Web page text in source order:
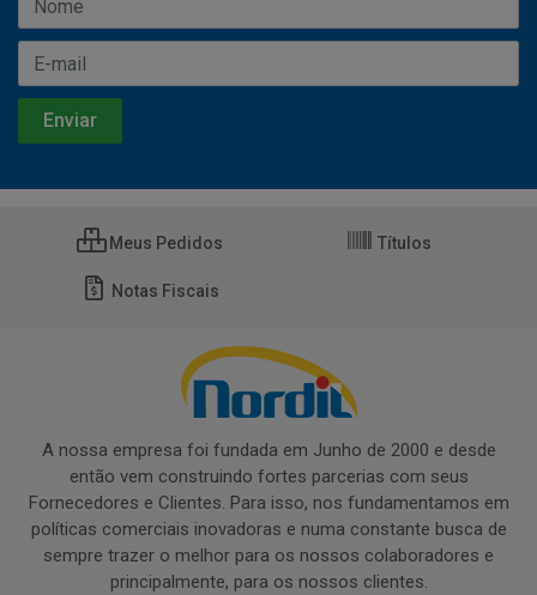
Meus Pedidos Títulos
Notas Fiscais
A nossa empresa foi fundada em Junho de 2000 e desde
então vem construindo fortes parcerias com seus
Fornecedores e Clientes. Para isso, nos fundamentamos em
políticas comerciais inovadoras e numa constante busca de
sempre trazer o melhor para os nossos colaboradores e
principalmente, para os nossos clientes.